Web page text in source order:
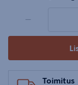
−
Toimitus